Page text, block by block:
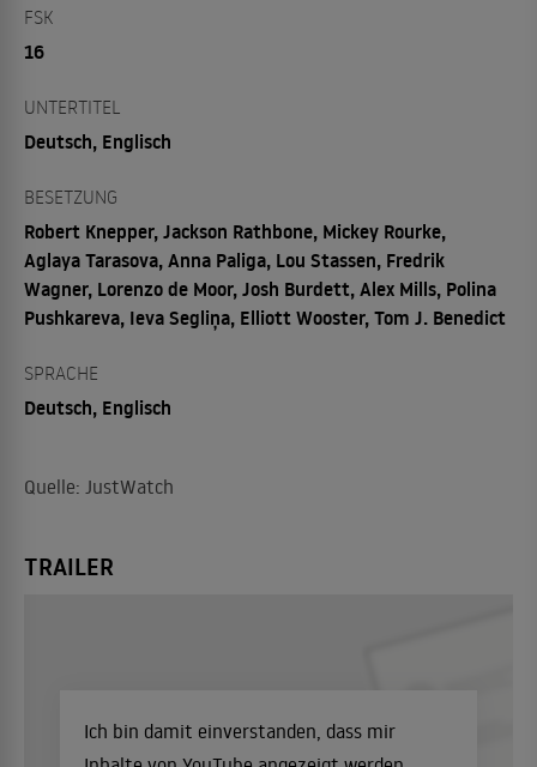
FSK
16
UNTERTITEL
Deutsch, Englisch
BESETZUNG
Robert Knepper, Jackson Rathbone, Mickey Rourke,
Aglaya Tarasova, Anna Paliga, Lou Stassen, Fredrik
Wagner, Lorenzo de Moor, Josh Burdett, Alex Mills, Polina
Pushkareva, Ieva Segliņa, Elliott Wooster, Tom J. Benedict
SPRACHE
Deutsch, Englisch
Quelle: JustWatch
TRAILER
Ich bin damit einverstanden, dass mir